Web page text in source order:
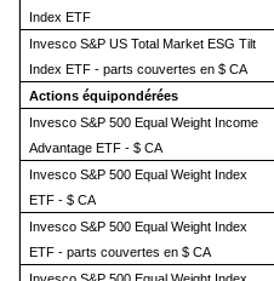
Index ETF
Invesco S&P US Total Market ESG Tilt
Index ETF - parts couvertes en $ CA
Actions équipondérées
Invesco S&P 500 Equal Weight Income
Advantage ETF - $ CA
Invesco S&P 500 Equal Weight Index
ETF - $ CA
Invesco S&P 500 Equal Weight Index
ETF - parts couvertes en $ CA